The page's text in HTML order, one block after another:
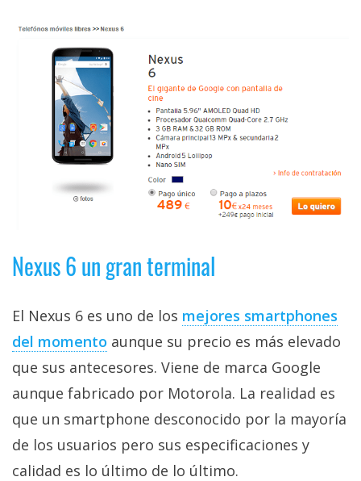
Legal
El medio de
comunicación
digital donde
encontrarás
todas las
noticias sobre
ordenadores,
comparativas,
trucos y
El Grupo
Informático
(CC) 2006-
2026.Algunos
derechos
reservados.
Nexus 6 un gran terminal
El Nexus 6 es uno de los mejores smartphones
del momento aunque su precio es más elevado
que sus antecesores. Viene de marca Google
aunque fabricado por Motorola. La realidad es
que un smartphone desconocido por la mayoría
de los usuarios pero sus especificaciones y
calidad es lo último de lo último.